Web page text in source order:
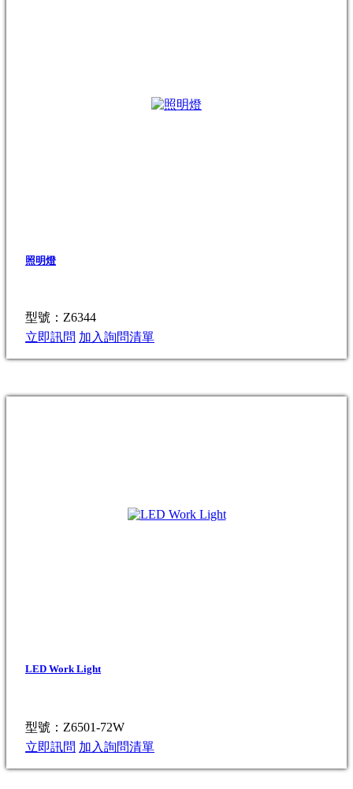
照明燈
型號：Z6344
立即訊問 加入詢問清單
LED Work Light
型號：Z6501-72W
立即訊問 加入詢問清單